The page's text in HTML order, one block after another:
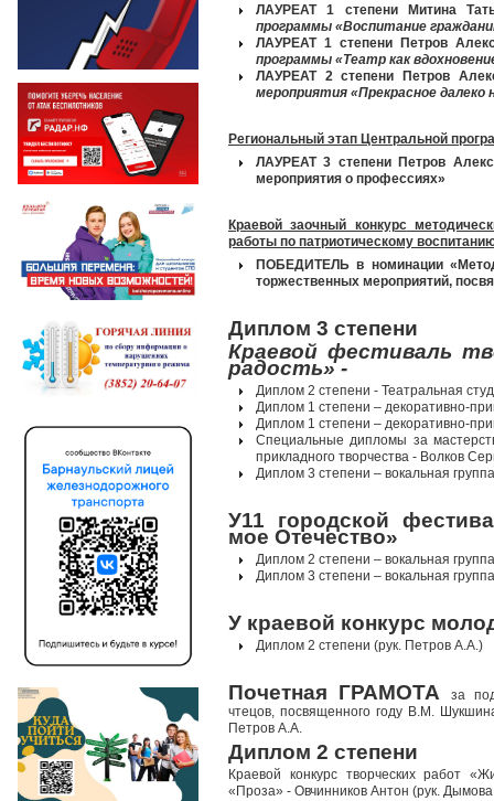
ЛАУРЕАТ 1 степени
Митина
программы «Воспитание
ЛАУРЕАТ 1 степени Петров
программы «Театр как
ЛАУРЕАТ 2 степени Петров
мероприятия «Прекрасное далеко
Региональный этап Центральной
ЛАУРЕАТ 3 степени Петров
мероприятия о профессиях»
Краевой заочный конкурс
работы по патриотическому
ПОБЕДИТЕЛЬ в номинации
торжественных мероприятий,
Диплом 3 степени
Краевой фестиваль
радость» -
Диплом 2 степени - Театральная
Диплом 1 степени – декоративно-
Диплом 1 степени – декоративно-
Специальные дипломы за
прикладного творчества - Волков
Диплом 3 степени – вокальная
У11 городской
мое Отечество»
Диплом 2 степени – вокальная
Диплом 3 степени – вокальная
У краевой конкурс
Диплом 2 степени (рук. Петров А.А.)
Почетная ГРАМОТА
за
чтецов, посвященного году В.М.
Петров А.А.
Диплом 2 степени
Краевой конкурс творческих работ
«Проза» - Овчинников Антон (рук.